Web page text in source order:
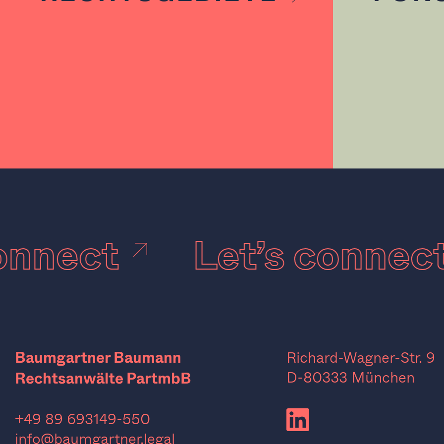
Let’s
Baumgartner Baumann
Rechtsanwälte PartmbB
Richard-Wagner-Str. 9
D-80333 München
‍+49 89 693149-550
info@baumgartner.legal